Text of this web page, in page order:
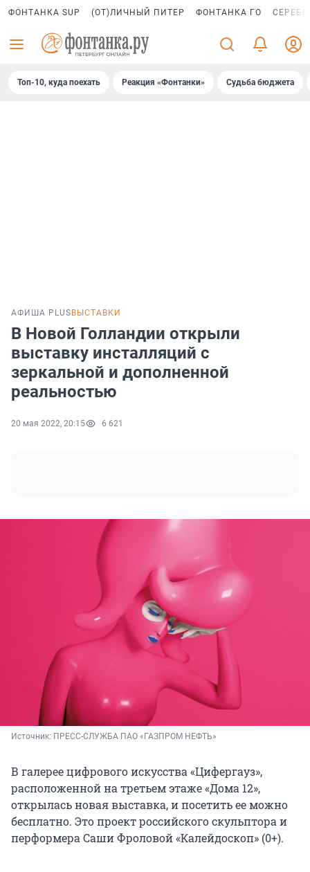
ФОНТАНКА SUP (ОТ)ЛИЧНЫЙ ПИТЕР ФОНТАНКА ГО
Топ-10, куда поехать Реакция «Фонтанки» Судьба бюджета
АФИША PLUS ВЫСТАВКИ
В Новой Голландии открыли
выставку инсталляций с
зеркальной и дополненной
реальностью
20 мая 2022, 20:15 6 621
Источник: ПРЕСС-СЛУЖБА ПАО «ГАЗПРОМ НЕФТЬ»
В галерее цифрового искусства «Цифергауз»,
расположенной на третьем этаже «Дома 12»,
открылась новая выставка, и посетить ее можно
бесплатно. Это проект российского скульптора и
перформера Саши Фроловой «Калейдоскоп» (0+).